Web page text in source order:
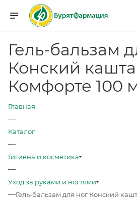
Гель-бальзам
Конский
Комфорте 100
Главная
—
Каталог
—
Гигиена и косметика
—
Уход за руками и ногтями
—Гель-бальзам для ног Конский